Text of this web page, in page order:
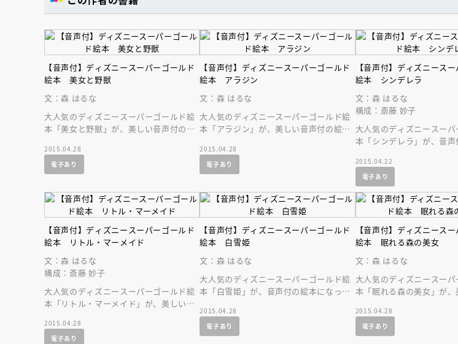
【音声付】ディズニースーパーゴールド
絵本 美女と野獣
文：森 はるな
大人気のディズニースーパーゴールド絵
本「美女と野獣」が、美しい音声付の絵
2015.04.28
電子あり
【音声付】ディズニースーパーゴールド
絵本 アラジン
文：森 はるな
大人気のディズニースーパーゴールド絵
本「アラジン」が、美しい音声付の絵本
を持ち歩こう！
2015.04.28
電子あり
【音声付】ディズニース
絵本 シンデレラ
文：森 はるな
構成：斎藤 妙子
大人気のディズニースー
本「シンデレラ」が、音
2015.04.22
電子あり
【音声付】ディズニースーパーゴールド
絵本 リトル・マーメイド
文：森 はるな
構成：斎藤 妙子
大人気のディズニースーパーゴールド絵
本「リトル・マーメイド」が、美しい音
持ち歩こう！
2015.04.28
電子あり
【音声付】ディズニースーパーゴールド
絵本 白雪姫
文：森 はるな
大人気のディズニースーパーゴールド絵
本「白雪姫」が、音声付の絵本になって
2015.04.28
電子あり
【音声付】ディズニース
絵本 眠れる森の美女
文：森 はるな
大人気のディズニースー
本「眠れる森の美女」が
親子で楽しもう！
2015.04.28
電子あり